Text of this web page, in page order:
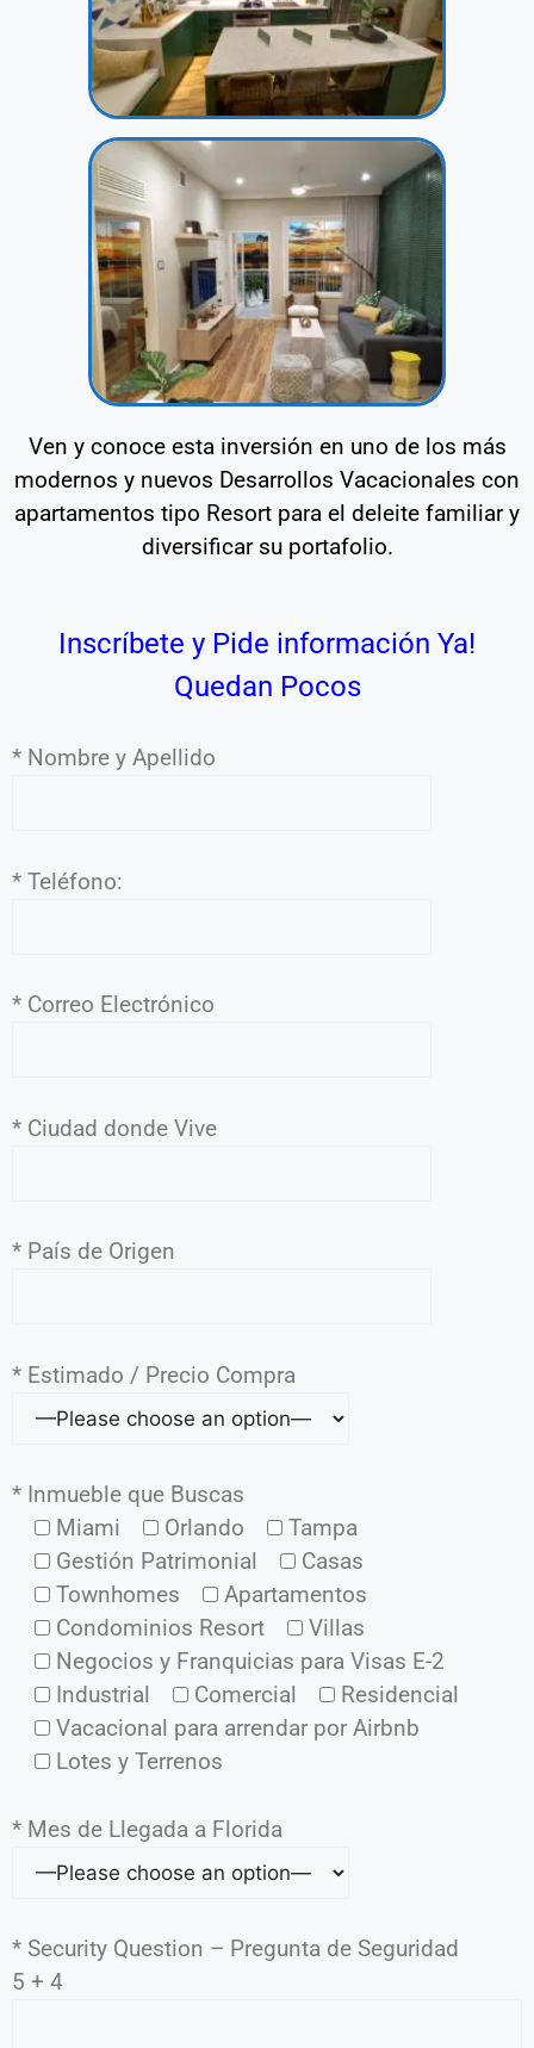
Ven y conoce esta inversión en uno de los más
modernos y nuevos Desarrollos Vacacionales con
apartamentos tipo Resort para el deleite familiar y
diversificar su portafolio.
Inscríbete y Pide información Ya!
Quedan Pocos
* Nombre y Apellido
* Teléfono:
* Correo Electrónico
* Ciudad donde Vive
* País de Origen
* Estimado / Precio Compra
* Inmueble que Buscas
Miami
Orlando
Tampa
Gestión Patrimonial
Casas
Townhomes
Apartamentos
Condominios Resort
Villas
Negocios y Franquicias para Visas E-2
Industrial
Comercial
Residencial
Vacacional para arrendar por Airbnb
Lotes y Terrenos
* Mes de Llegada a Florida
* Security Question – Pregunta de Seguridad
5 + 4